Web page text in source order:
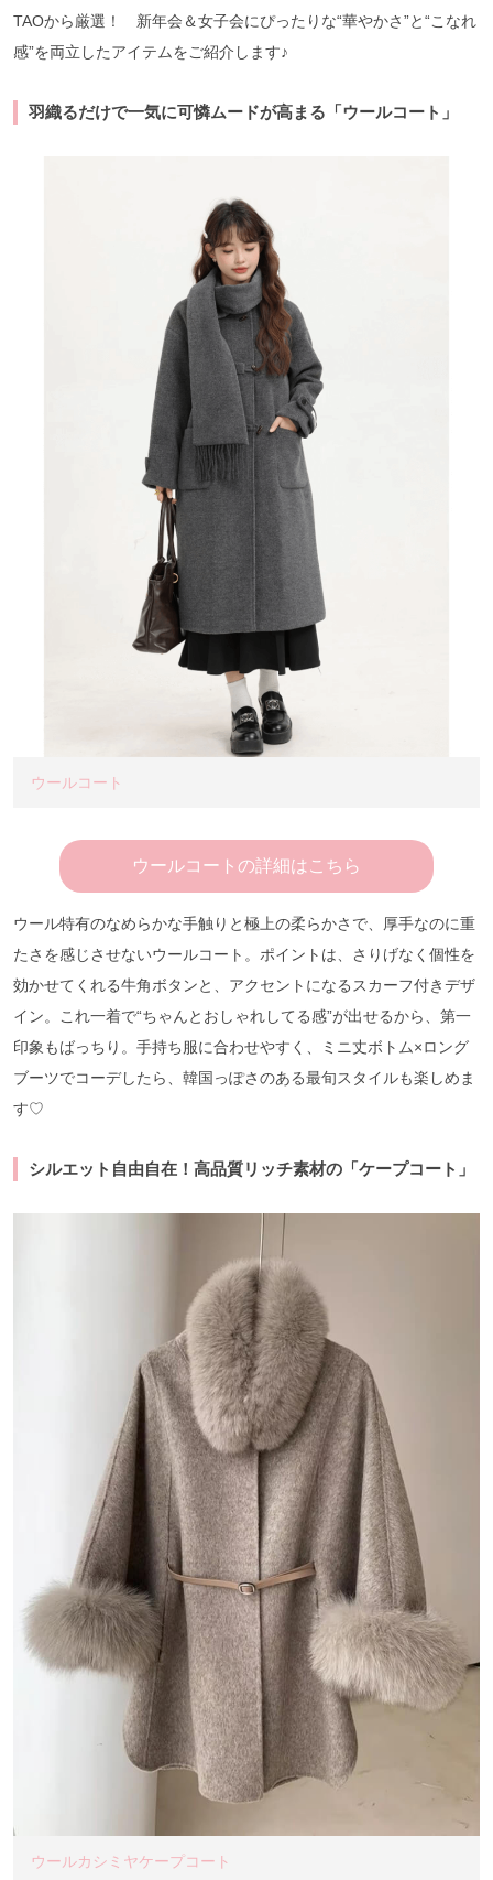
TAOから厳選！ 新年会＆女子会にぴったりな“華やかさ”と“こなれ
感”を両立したアイテムをご紹介します♪
羽織るだけで一気に可憐ムードが高まる「ウールコート」
ウールコート
ウールコートの詳細はこちら
ウール特有のなめらかな手触りと極上の柔らかさで、厚手なのに重
たさを感じさせないウールコート。ポイントは、さりげなく個性を
効かせてくれる牛角ボタンと、アクセントになるスカーフ付きデザ
イン。これ一着で“ちゃんとおしゃれしてる感”が出せるから、第一
印象もばっちり。手持ち服に合わせやすく、ミニ丈ボトム×ロング
ブーツでコーデしたら、韓国っぽさのある最旬スタイルも楽しめま
す♡
シルエット自由自在！高品質リッチ素材の「ケープコート」
ウールカシミヤケープコート